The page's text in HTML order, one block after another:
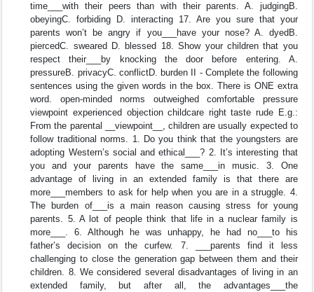
time___with their peers than with their parents. A. judgingB.
obeyingC. forbiding D. interacting 17. Are you sure that your
parents won’t be angry if you___have your nose? A. dyedB.
piercedC. sweared D. blessed 18. Show your children that you
respect their___by knocking the door before entering. A.
pressureB. privacyC. conflictD. burden II - Complete the following
sentences using the given words in the box. There is ONE extra
word. open-minded norms outweighed comfortable pressure
viewpoint experienced objection childcare right taste rude E.g.:
From the parental __viewpoint__, children are usually expected to
follow traditional norms. 1. Do you think that the youngsters are
adopting Western’s social and ethical___? 2. It’s interesting that
you and your parents have the same___in music. 3. One
advantage of living in an extended family is that there are
more___members to ask for help when you are in a struggle. 4.
The burden of___is a main reason causing stress for young
parents. 5. A lot of people think that life in a nuclear family is
more___. 6. Although he was unhappy, he had no___to his
father’s decision on the curfew. 7. ___parents find it less
challenging to close the generation gap between them and their
children. 8. We considered several disadvantages of living in an
extended family, but after all, the advantages___the